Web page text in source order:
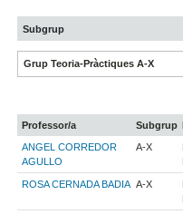
Subgrup
Grup Teoria-Pràctiques A-X
Professor/a Subgrup
ANGEL CORREDOR
AGULLO
A-X
ROSA CERNADA BADIA A-X